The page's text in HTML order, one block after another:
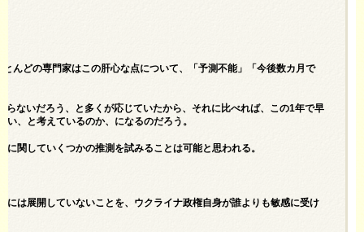
んどの専門家はこの肝心な点について、「予測不能」「今後数カ月で
ないだろう、と多くが応じていたから、それに比べれば、この1年で早
、と考えているのか、になるのだろう。
関していくつかの推測を試みることは可能と思われる。
は展開していないことを、ウクライナ政権自身が誰よりも敏感に受け